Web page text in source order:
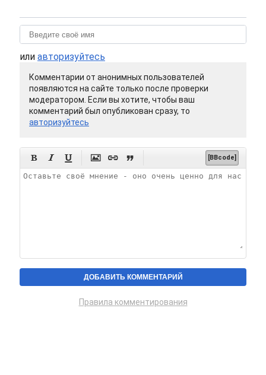
или авторизуйтесь
Комментарии от анонимных пользователей
появляются на сайте только после проверки
модератором. Если вы хотите, чтобы ваш
комментарий был опубликован сразу, то
авторизуйтесь
      [BBcode]
Правила комментирования